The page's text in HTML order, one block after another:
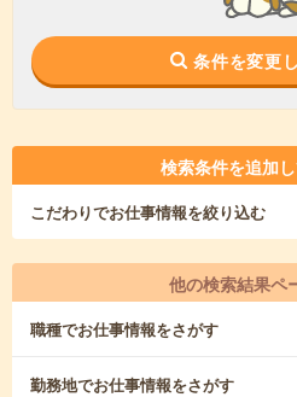
条件を変更
検索条件を追加
こだわりでお仕事情報を絞り込む
他の検索結果ペ
職種でお仕事情報をさがす
勤務地でお仕事情報をさがす